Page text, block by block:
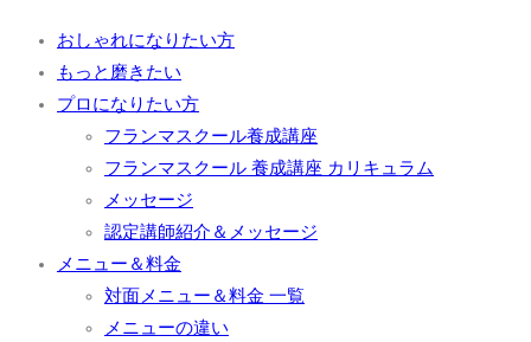
おしゃれになりたい方
もっと磨きたい
プロになりたい方
フランマスクール養成講座
フランマスクール 養成講座 カリキュラム
メッセージ
認定講師紹介＆メッセージ
メニュー＆料金
対面メニュー＆料金 一覧
メニューの違い